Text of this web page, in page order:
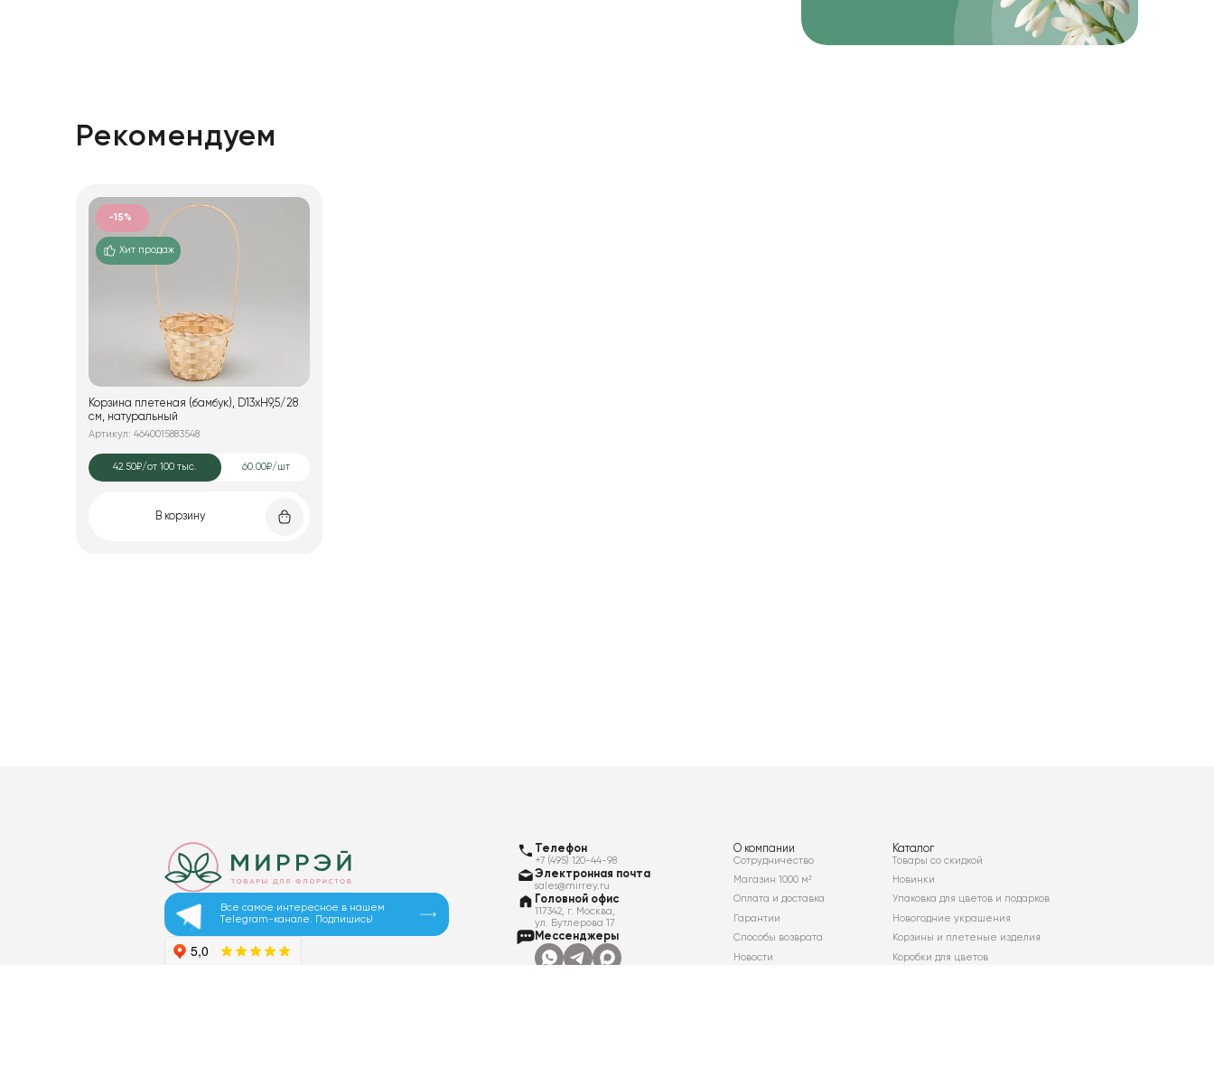
Рекомендуем
-15%
Хит продаж
Корзина плетеная (бамбук), D13xH9,5/28
см, натуральный
Артикул: 4640015883548
42.50₽/от 100 тыс. 60.00₽/шт
В корзину
Все самое интересное в нашем
Telegram-канале. Подпишись!
Телефон
+7 (495) 120-44-98
Электронная почта
sales@mirrey.ru
Головной офис
117342, г. Москва,
ул. Бутлерова 17
Мессенджеры
О компании
Сотрудничество
Магазин 1000 м²
Оплата и доставка
Гарантии
Способы возврата
Новости
Каталог
Товары со скидкой
Новинки
Упаковка для цветов и подарков
Новогодние украшения
Корзины и плетеные изделия
Коробки для цветов